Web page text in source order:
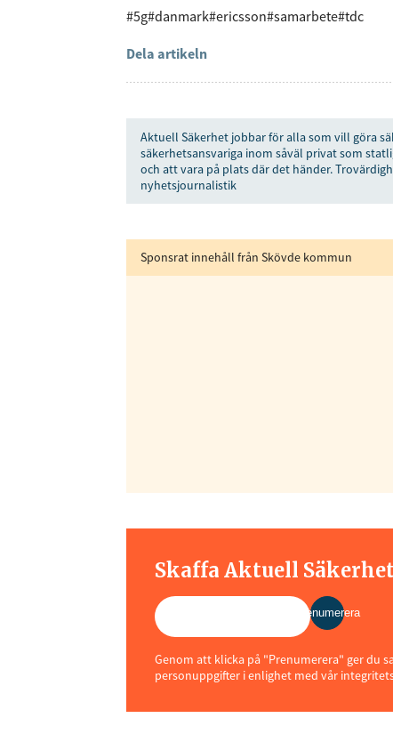
#5g#danmark#ericsson#samarbete#tdc
Dela artikeln
Aktuell Säkerhet jobbar för alla som vill göra
säkerhetsansvariga inom såväl privat som
och att vara på plats där det händer.
nyhetsjournalistik
Sponsrat innehåll från Skövde kommun
Skaffa Aktuell
Prenumerera
Genom att klicka på "Prenumerera" ger du
personuppgifter i enlighet med vår
sparar och
integritetspolicy.